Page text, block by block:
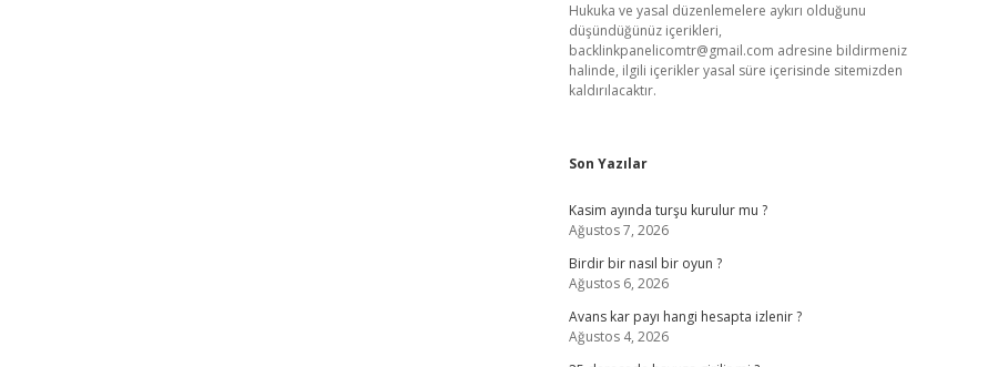
Hukuka ve yasal düzenlemelere aykırı olduğunu
düşündüğünüz içerikleri,
backlinkpanelicomtr@gmail.com adresine bildirmeniz
halinde, ilgili içerikler yasal süre içerisinde sitemizden
kaldırılacaktır.
Son Yazılar
Kasim ayında turşu kurulur mu ?
Ağustos 7, 2026
Birdir bir nasıl bir oyun ?
Ağustos 6, 2026
Avans kar payı hangi hesapta izlenir ?
Ağustos 4, 2026